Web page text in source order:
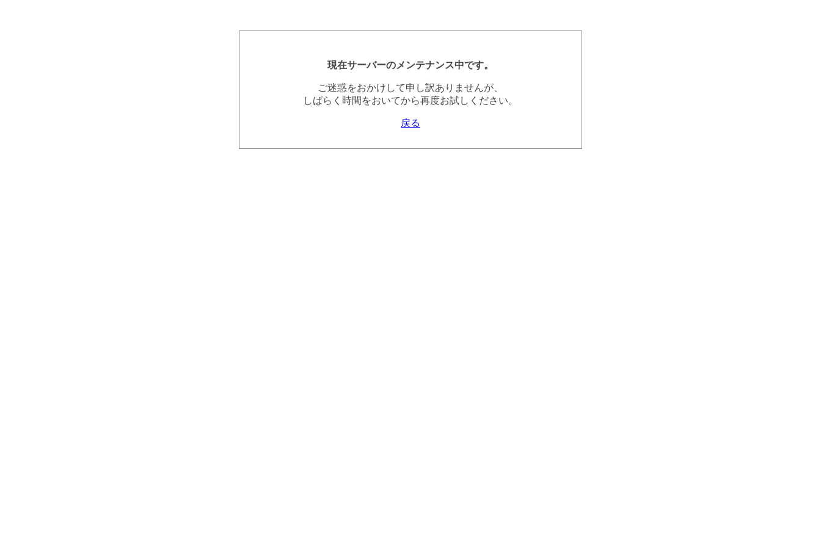
現在サーバーのメンテナンス中です。
ご迷惑をおかけして申し訳ありませんが、
しばらく時間をおいてから再度お試しください。
戻る